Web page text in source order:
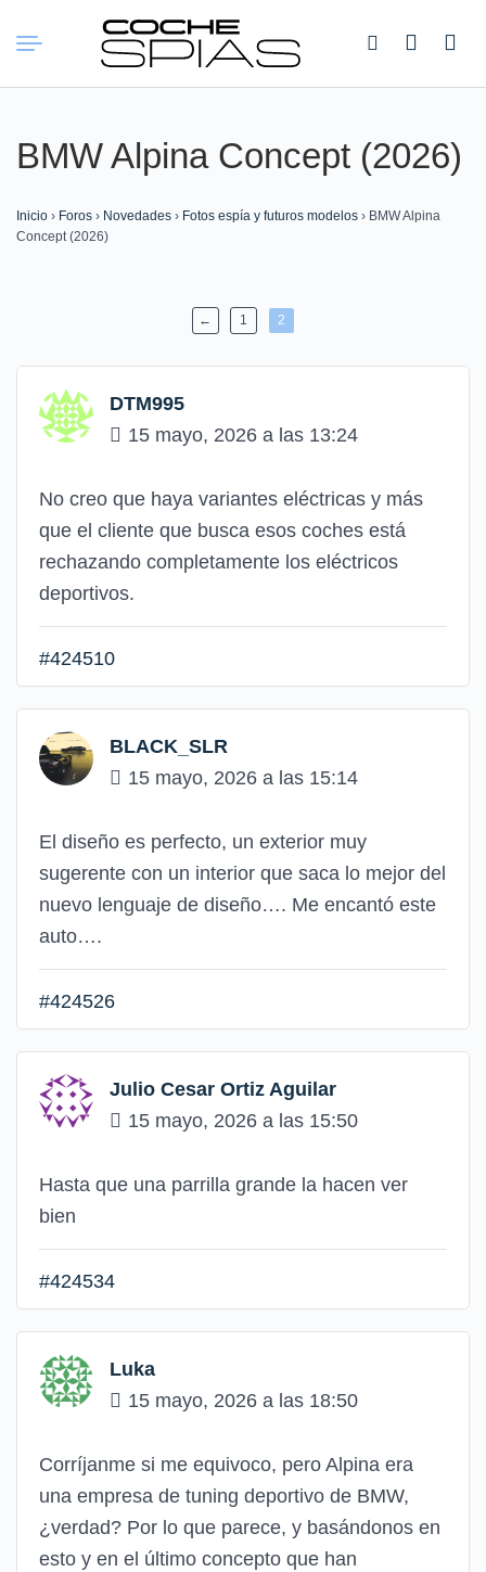
Buscar:
BMW Alpina Concept (2026)
Inicio › Foros › Novedades › Fotos espía y futuros modelos › BMW Alpina
Concept (2026)
← 1 2
DTM995
15 mayo, 2026 a las 13:24
No creo que haya variantes eléctricas y más
que el cliente que busca esos coches está
rechazando completamente los eléctricos
deportivos.
#424510
BLACK_SLR
15 mayo, 2026 a las 15:14
El diseño es perfecto, un exterior muy
sugerente con un interior que saca lo mejor del
nuevo lenguaje de diseño…. Me encantó este
auto….
#424526
Julio Cesar Ortiz Aguilar
15 mayo, 2026 a las 15:50
Hasta que una parrilla grande la hacen ver
bien
#424534
Luka
15 mayo, 2026 a las 18:50
Corríjanme si me equivoco, pero Alpina era
una empresa de tuning deportivo de BMW,
¿verdad? Por lo que parece, y basándonos en
esto y en el último concepto que han